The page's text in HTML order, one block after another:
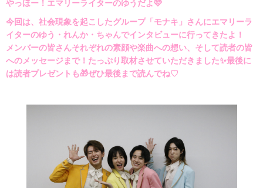
やっほー！エマリーライターのゆうだよ🩷
今回は、社会現象を起こしたグループ「モナキ」さんにエマリーラ
イターのゆう・れんか・ちゃんでインタビューに行ってきたよ！
メンバーの皆さんそれぞれの素顔や楽曲への想い、そして読者の皆
へのメッセージまで！たっぷり取材させていただきました✨最後に
は読者プレゼントも🎁ぜひ最後まで読んでね♡